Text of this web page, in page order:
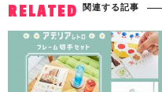
RELATED 関連する記事